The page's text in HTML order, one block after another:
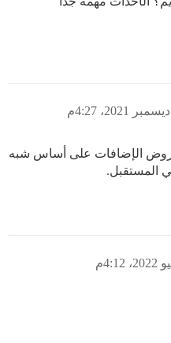
الإضافات على أساس شبه
المستقبل.